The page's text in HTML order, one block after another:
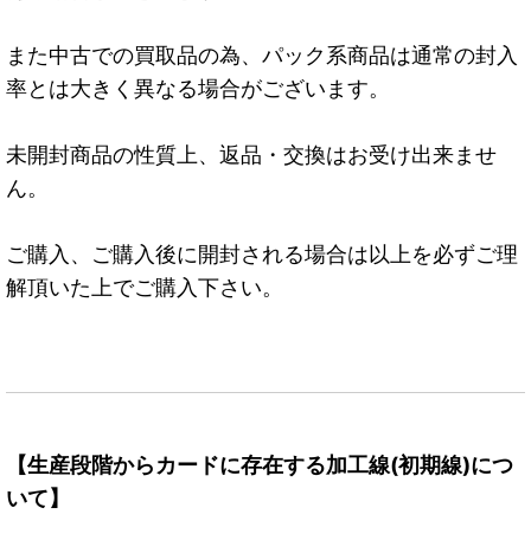
また中古での買取品の為、パック系商品は通常の封入
率とは大きく異なる場合がございます。
未開封商品の性質上、返品・交換はお受け出来ませ
ん。
ご購入、ご購入後に開封される場合は以上を必ずご理
解頂いた上でご購入下さい。
【生産段階からカードに存在する加工線(初期線)につ
いて】